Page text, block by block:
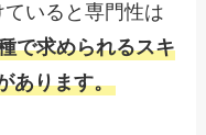
いると専門性は
で求められるスキ
あります。